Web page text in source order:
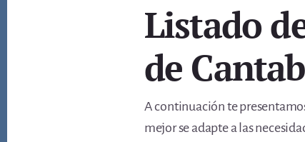
Listado
de
A continuación te
mejor se adapte a las